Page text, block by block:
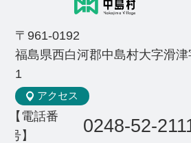
〒961-0192
福島県西白河郡中島村大字滑
1
アクセス
【電話番
号】
0248-52-